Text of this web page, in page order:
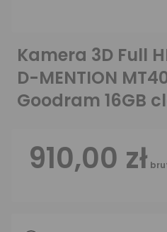
Kamera 3D Full
D-MENTION
Goodram 16GB
910,00 zł